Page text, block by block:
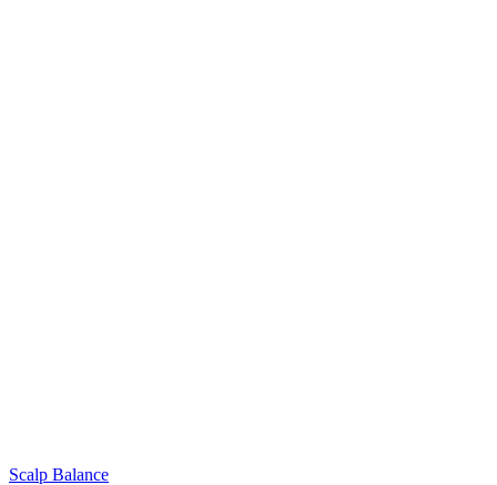
Scalp Balance